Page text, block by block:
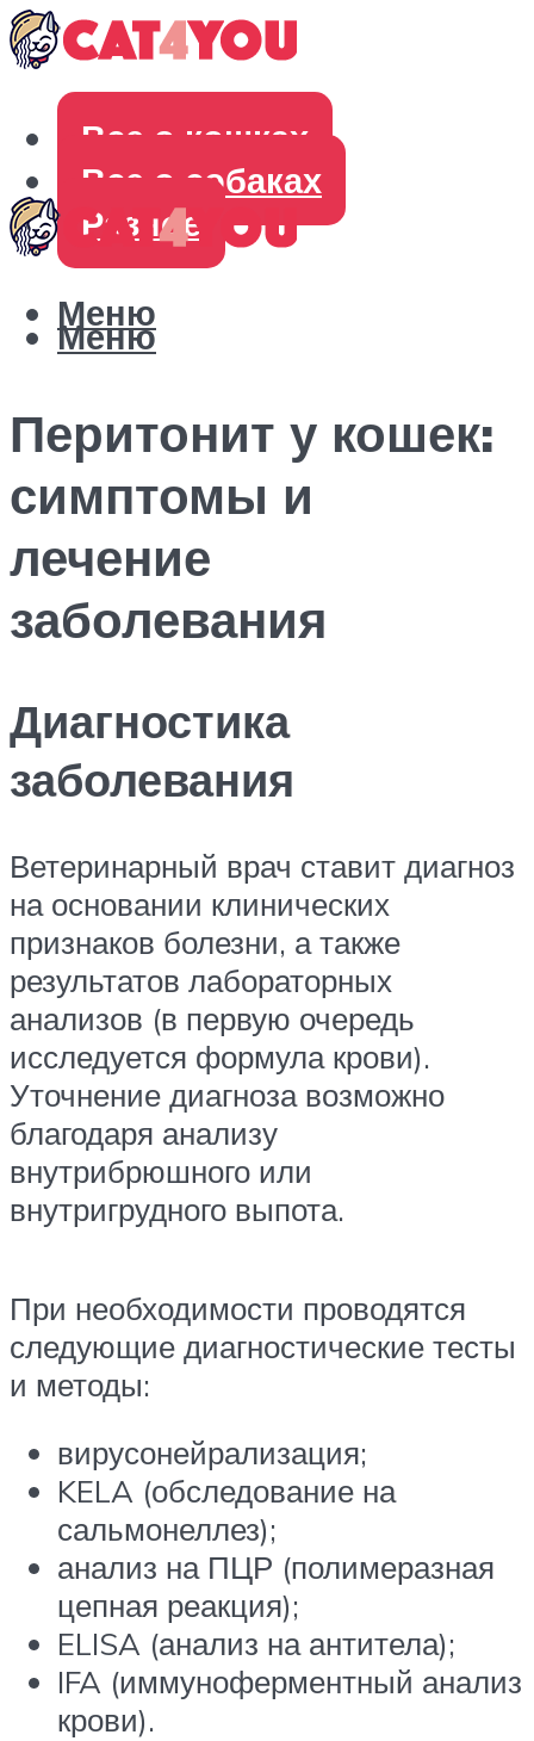
Все о кошках
Все о собаках
Разное
Меню
Меню
Перитонит у кошек:
симптомы и
лечение
заболевания
Диагностика
заболевания
Ветеринарный врач ставит диагноз
на основании клинических
признаков болезни, а также
результатов лабораторных
анализов (в первую очередь
исследуется формула крови).
Уточнение диагноза возможно
благодаря анализу
внутрибрюшного или
внутригрудного выпота.
При необходимости проводятся
следующие диагностические тесты
и методы:
вирусонейрализация;
KELA (обследование на
сальмонеллез);
анализ на ПЦР (полимеразная
цепная реакция);
ELISA (анализ на антитела);
IFA (иммуноферментный анализ
крови).